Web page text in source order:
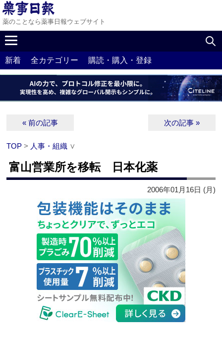
薬のことなら薬事日報ウェブサイト
新着 全カテゴリー 購読・購入・登録
« 前の記事 次の記事 »
TOP > 人事・組織 ∨
富山営業所を移転 日本化薬
2006年01月16日 (月)